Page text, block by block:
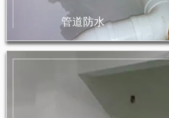
管道防水